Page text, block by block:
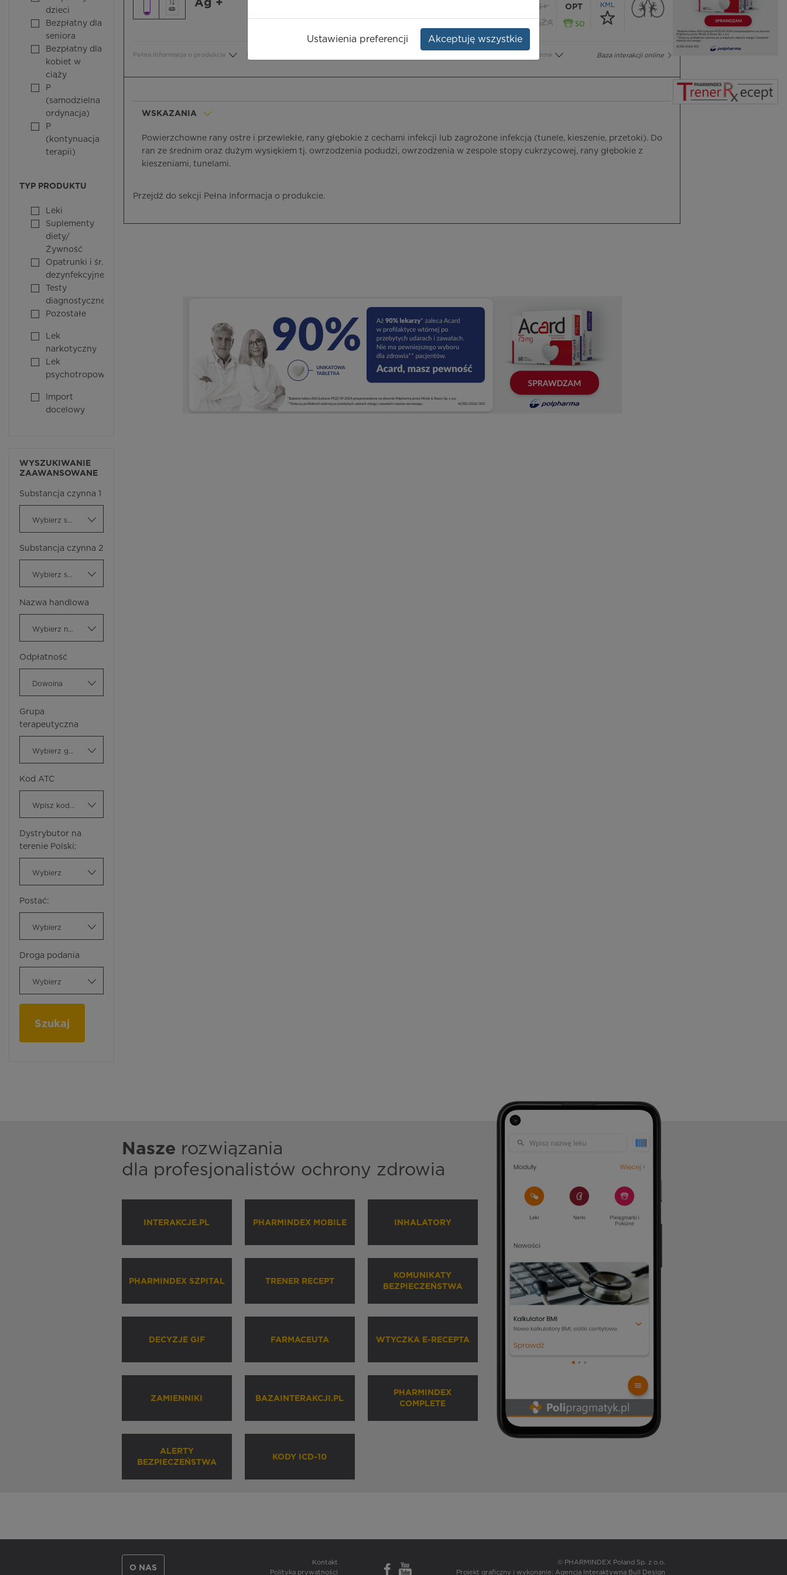
dzieci
Bezpłatny dla
seniora
Bezpłatny dla
kobiet w
ciąży
P
(samodzielna
ordynacja)
P
(kontynuacja
terapii)
TYP PRODUKTU
Leki
Suplementy
diety/
Żywność
Opatrunki i śr.
dezynfekcyjne
Testy
diagnostyczne
Pozostałe
Lek
narkotyczny
Lek
psychotropowy
Import
docelowy
WYSZUKIWANIE
ZAAWANSOWANE
Substancja czynna 1
Substancja czynna 2
Nazwa handlowa
Odpłatność
Dowolna
Grupa
terapeutyczna
Kod ATC
Dystrybutor na
terenie Polski:
Wybierz
Postać:
Wybierz
Droga podania
Wybierz
Szukaj
Ag +
65+
CIĄŻA
OPT
KML
Baza interakcji online
Pełna informacja o produkcie Inne
WSKAZANIA
Powierzchowne rany ostre i przewlekłe, rany głębokie z cechami infekcji lub zagrożone infekcją (tunele, kieszenie, przetoki). Do
ran ze średnim oraz dużym wysiękiem tj. owrzodzenia podudzi, owrzodzenia w zespole stopy cukrzycowej, rany głębokie z
kieszeniami, tunelami.
Przejdź do sekcji Pełna Informacja o produkcie.
Nasze rozwiązania
dla profesjonalistów ochrony zdrowia
INTERAKCJE.PL PHARMINDEX MOBILE INHALATORY
PHARMINDEX SZPITAL TRENER RECEPT
KOMUNIKATY
BEZPIECZEŃSTWA
DECYZJE GIF FARMACEUTA WTYCZKA E-RECEPTA
ZAMIENNIKI BAZAINTERAKCJI.PL
PHARMINDEX
COMPLETE
ALERTY
BEZPIECZEŃSTWA
KODY ICD-10
O NAS
Kontakt
Polityka prywatności
© PHARMINDEX Poland Sp. z o.o.
Projekt graficzny i wykonanie: Agencja Interaktywna Bull Design
Ustawienia preferencji Akceptuję wszystkie